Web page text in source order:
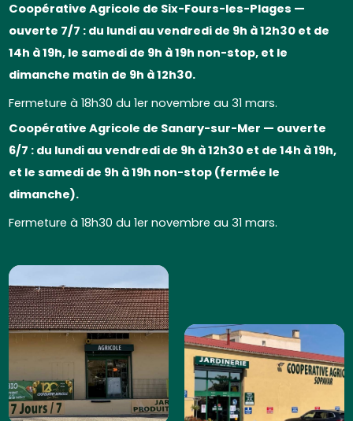
Coopérative Agricole de Six-Fours-les-Plages —
ouverte 7/7 : du lundi au vendredi de 9h à 12h30 et de
14h à 19h, le samedi de 9h à 19h non-stop, et le
dimanche matin de 9h à 12h30.
Fermeture à 18h30 du 1er novembre au 31 mars.
Coopérative Agricole de Sanary-sur-Mer — ouverte
6/7 : du lundi au vendredi de 9h à 12h30 et de 14h à 19h,
et le samedi de 9h à 19h non-stop (fermée le
dimanche).
Fermeture à 18h30 du 1er novembre au 31 mars.